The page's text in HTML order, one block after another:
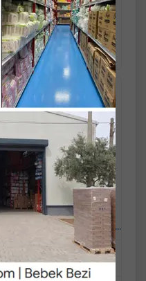
indirimli
229,90 TL
%5
218,41 TL
Sepete
Ekle
Depend Emici Külot
Yetişkin Bezi XL Extra Büyük
36 Adet
Mandaş Group Güvencesi ve
Kalitesiyle...!